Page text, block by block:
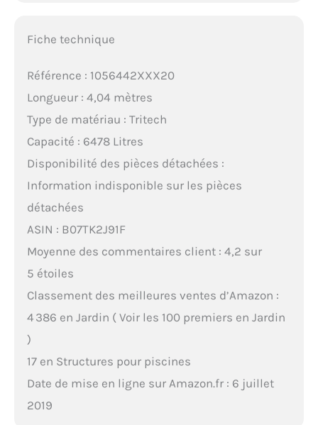
Fiche technique
Référence : 1056442XXX20
Longueur : 4,04 mètres
Type de matériau : Tritech
Capacité : 6478 Litres
Disponibilité des pièces détachées :
Information indisponible sur les pièces
détachées
ASIN : B07TK2J91F
Moyenne des commentaires client : 4,2 sur
5 étoiles
Classement des meilleures ventes d’Amazon :
4 386 en Jardin ( Voir les 100 premiers en Jardin
)
17 en Structures pour piscines
Date de mise en ligne sur Amazon.fr : 6 juillet
2019